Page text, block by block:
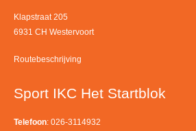
Klapstraat 205
6931 CH Westervoort
Routebeschrijving
Sport IKC Het Startblok
Telefoon: 026-3114932